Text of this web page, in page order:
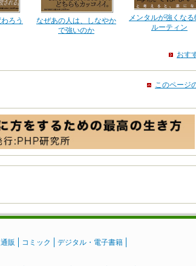
ろう
なぜあの人は、しなやか
で強いのか
メンタルが強くな
ルーティン
おす
このページ
販 コミック デジタル・電子書籍